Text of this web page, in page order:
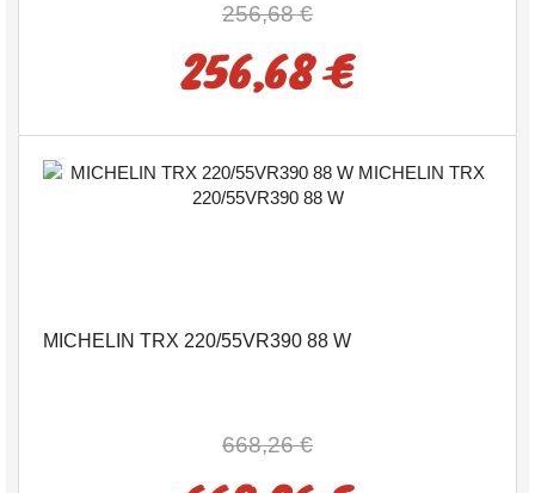
256,68 €
256,68 €
MICHELIN TRX 220/55VR390 88 W
668,26 €